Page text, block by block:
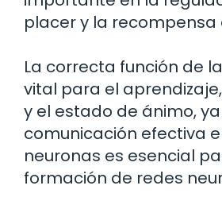
placer y la recompensa
La correcta función de
vital para el
y el estado de ánimo,
comunicación efectiva
neuronas es esencial
formación de redes